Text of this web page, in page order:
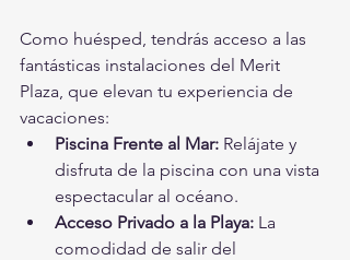
Como huésped, tendrás acceso a las
fantásticas instalaciones del Merit
Plaza, que elevan tu experiencia de
vacaciones:
Piscina Frente al Mar: Relájate y
disfruta de la piscina con una vista
espectacular al océano.
Acceso Privado a la Playa: La
comodidad de salir del